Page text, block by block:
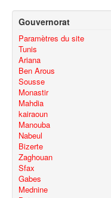
Gouvernorat
Paramètres du site
Tunis
Ariana
Ben Arous
Sousse
Monastir
Mahdia
kairaoun
Manouba
Nabeul
Bizerte
Zaghouan
Sfax
Gabes
Mednine